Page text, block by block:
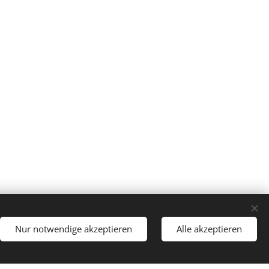
Sprachen
Nur notwendige akzeptieren Alle akzeptieren